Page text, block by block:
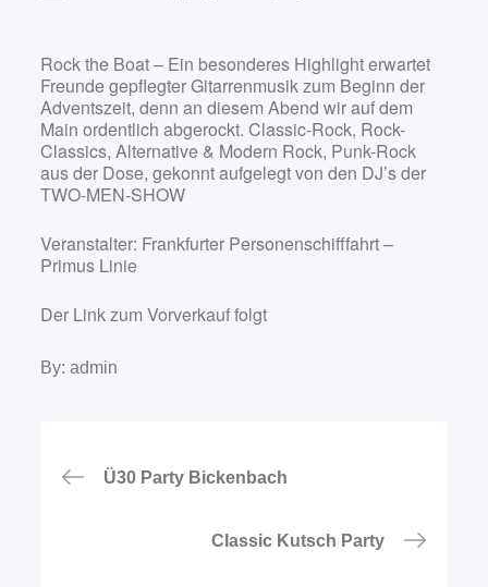
Rock the Boat – Ein besonderes Highlight erwartet
Freunde gepflegter Gitarrenmusik zum Beginn der
Adventszeit, denn an diesem Abend wir auf dem
Main ordentlich abgerockt. Classic-Rock, Rock-
Classics, Alternative & Modern Rock, Punk-Rock
aus der Dose, gekonnt aufgelegt von den DJ’s der
TWO-MEN-SHOW
Veranstalter: Frankfurter Personenschifffahrt –
Primus Linie
Der Link zum Vorverkauf folgt
By:admin
Beitragsnavigation
Ü30 Party Bickenbach
Classic Kutsch Party